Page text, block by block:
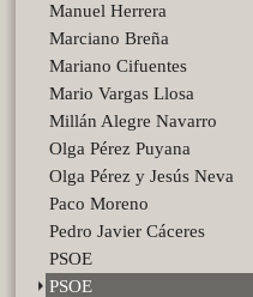
Manuel Herrera
Marciano Breña
Mariano Cifuentes
Mario Vargas Llosa
Millán Alegre Navarro
Olga Pérez Puyana
Olga Pérez y Jesús Neva
Paco Moreno
Pedro Javier Cáceres
PSOE
PSOE